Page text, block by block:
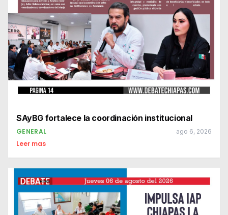
SAyBG fortalece la coordinación institucional
GENERAL ago 6, 2026
Leer mas